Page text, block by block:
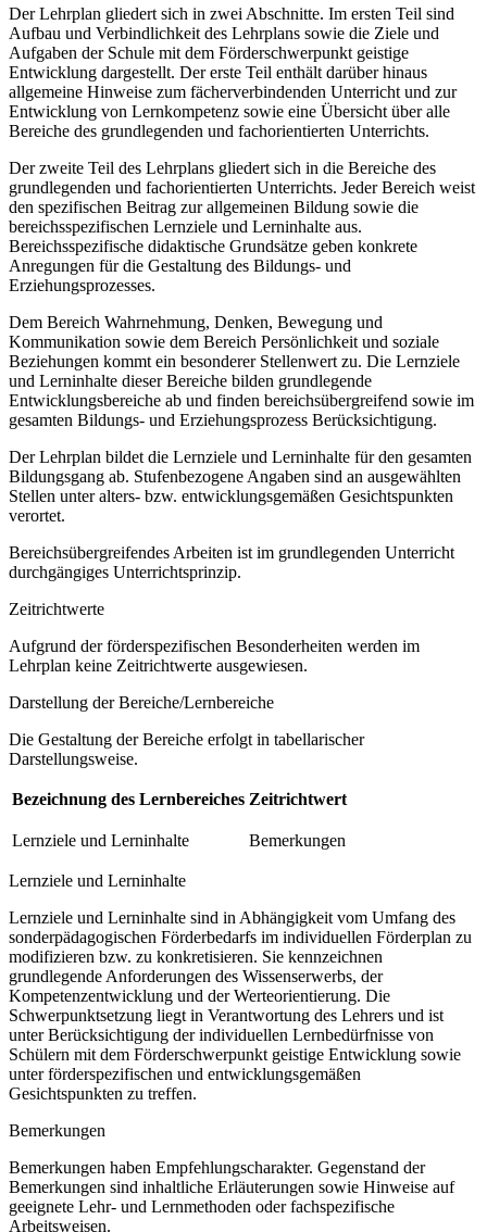
Der Lehrplan gliedert sich in zwei Abschnitte. Im ersten Teil sind
Aufbau und Verbindlichkeit des Lehrplans sowie die Ziele und
Aufgaben der Schule mit dem Förderschwerpunkt geistige
Entwicklung dargestellt. Der erste Teil enthält darüber hinaus
allgemeine Hinweise zum fächerverbindenden Unterricht und zur
Entwicklung von Lernkompetenz sowie eine Übersicht über alle
Bereiche des grundlegenden und fachorientierten Unterrichts.
Der zweite Teil des Lehrplans gliedert sich in die Bereiche des
grundlegenden und fachorientierten Unterrichts. Jeder Bereich weist
den spezifischen Beitrag zur allgemeinen Bildung sowie die
bereichsspezifischen Lernziele und Lerninhalte aus.
Bereichsspezifische didaktische Grundsätze geben konkrete
Anregungen für die Gestaltung des Bildungs- und
Erziehungsprozesses.
Dem Bereich Wahrnehmung, Denken, Bewegung und
Kommunikation sowie dem Bereich Persönlichkeit und soziale
Beziehungen kommt ein besonderer Stellenwert zu. Die Lernziele
und Lerninhalte dieser Bereiche bilden grundlegende
Entwicklungsbereiche ab und finden bereichsübergreifend sowie im
gesamten Bildungs- und Erziehungsprozess Berücksichtigung.
Der Lehrplan bildet die Lernziele und Lerninhalte für den gesamten
Bildungsgang ab. Stufenbezogene Angaben sind an ausgewählten
Stellen unter alters- bzw. entwicklungsgemäßen Gesichtspunkten
verortet.
Bereichsübergreifendes Arbeiten ist im grundlegenden Unterricht
durchgängiges Unterrichtsprinzip.
Zeitrichtwerte
Aufgrund der förderspezifischen Besonderheiten werden im
Lehrplan keine Zeitrichtwerte ausgewiesen.
Darstellung der Bereiche/Lernbereiche
Die Gestaltung der Bereiche erfolgt in tabellarischer
Darstellungsweise.
Bezeichnung des Lernbereiches Zeitrichtwert
Lernziele und Lerninhalte Bemerkungen
Lernziele und Lerninhalte
Lernziele und Lerninhalte sind in Abhängigkeit vom Umfang des
sonderpädagogischen Förderbedarfs im individuellen Förderplan zu
modifizieren bzw. zu konkretisieren. Sie kennzeichnen
grundlegende Anforderungen des Wissenserwerbs, der
Kompetenzentwicklung und der Werteorientierung. Die
Schwerpunktsetzung liegt in Verantwortung des Lehrers und ist
unter Berücksichtigung der individuellen Lernbedürfnisse von
Schülern mit dem Förderschwerpunkt geistige Entwicklung sowie
unter förderspezifischen und entwicklungsgemäßen
Gesichtspunkten zu treffen.
Bemerkungen
Bemerkungen haben Empfehlungscharakter. Gegenstand der
Bemerkungen sind inhaltliche Erläuterungen sowie Hinweise auf
geeignete Lehr- und Lernmethoden oder fachspezifische
Arbeitsweisen.